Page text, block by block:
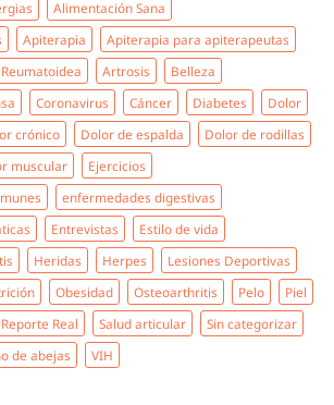
Alimentación Sana
Apiterapia
Apiterapia para apiterapeutas
Artrosis
Belleza
Coronavirus Cáncer Diabetes
Dolor
crónico Dolor de espalda
Dolor de rodillas
muscular
Ejercicios
enfermedades digestivas
Entrevistas
Estilo de vida
Heridas Herpes
Lesiones Deportivas
Obesidad Osteoarthritis Pelo
Piel
Reporte Real Salud articular
Sin categorizar
de abejas VIH